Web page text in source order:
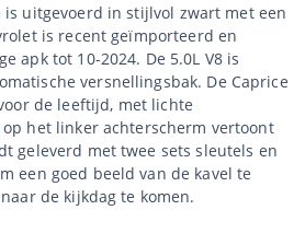
is uitgevoerd in stijlvol zwart met een
is recent geïmporteerd en
apk tot 10-2024. De 5.0L V8 is
versnellingsbak. De Caprice
de leeftijd, met lichte
het linker achterscherm vertoont
geleverd met twee sets sleutels en
een goed beeld van de kavel te
de kijkdag te komen.